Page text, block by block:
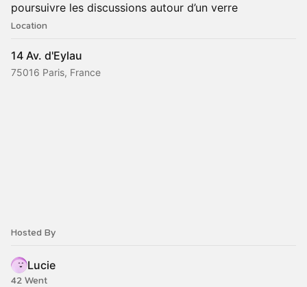
poursuivre les discussions autour d’un verre
Location
14 Av. d'Eylau
75016 Paris, France
Hosted By
Lucie
42 Went